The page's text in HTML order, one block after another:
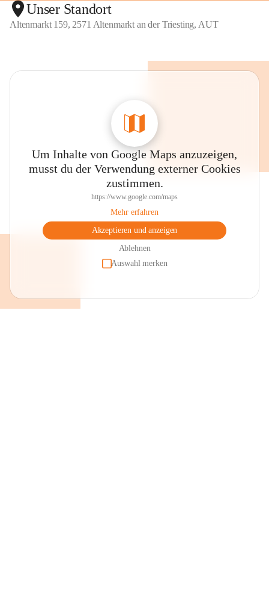
Unser Standort
Altenmarkt 159, 2571 Altenmarkt an der Triesting, AUT
Um Inhalte von Google Maps anzuzeigen,
musst du der Verwendung externer Cookies
zustimmen.
https://www.google.com/maps
Mehr erfahren
Akzeptieren und anzeigen
Ablehnen
Auswahl merken